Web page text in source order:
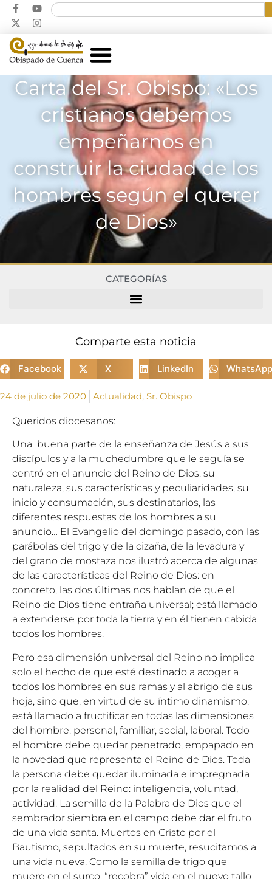
Carta del Sr. Obispo: «Los
cristianos debemos
empeñarnos en
construir la ciudad de los
hombres según el querer
de Dios»
CATEGORÍAS
Comparte esta noticia
Facebook X LinkedIn WhatsApp
24 de julio de 2020 Actualidad, Sr. Obispo
Queridos diocesanos:
Una buena parte de la enseñanza de Jesús a sus
discípulos y a la muchedumbre que le seguía se
centró en el anuncio del Reino de Dios: su
naturaleza, sus características y peculiaridades, su
inicio y consumación, sus destinatarios, las
diferentes respuestas de los hombres a su
anuncio… El Evangelio del domingo pasado, con las
parábolas del trigo y de la cizaña, de la levadura y
del grano de mostaza nos ilustró acerca de algunas
de las características del Reino de Dios: en
concreto, las dos últimas nos hablan de que el
Reino de Dios tiene entraña universal; está llamado
a extenderse por toda la tierra y en él tienen cabida
todos los hombres.
Pero esa dimensión universal del Reino no implica
solo el hecho de que esté destinado a acoger a
todos los hombres en sus ramas y al abrigo de sus
hoja, sino que, en virtud de su íntimo dinamismo,
está llamado a fructificar en todas las dimensiones
del hombre: personal, familiar, social, laboral. Todo
el hombre debe quedar penetrado, empapado en
la novedad que representa el Reino de Dios. Toda
la persona debe quedar iluminada e impregnada
por la realidad del Reino: inteligencia, voluntad,
actividad. La semilla de la Palabra de Dios que el
sembrador siembra en el campo debe dar el fruto
de una vida santa. Muertos en Cristo por el
Bautismo, sepultados en su muerte, resucitamos a
una vida nueva. Como la semilla de trigo que
muere en el surco, “recobra” vida en el nuevo tallo